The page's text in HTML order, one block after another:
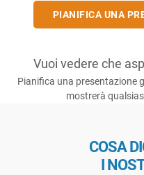
PIANIFICA UNA
Vuoi vedere che
Pianifica una presentazione
mostrerà
COSA
I